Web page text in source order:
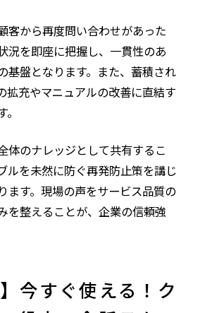
客から再度問い合わせがあった
況を即座に把握し、一貫性のあ
基盤となります。また、蓄積され
拡充やマニュアルの改善に直結す
体のナレッジとして共有するこ
ルを未然に防ぐ再発防止策を講じ
ます。現場の声をサービス品質の
を整えることが、企業の信頼強
今すぐ使える！ク